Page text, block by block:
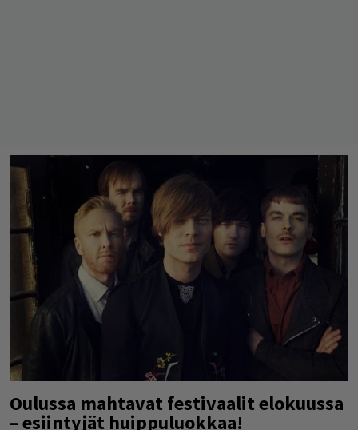
Oulussa mahtavat festivaalit elokuussa
– esiintyjät huippuluokkaa!